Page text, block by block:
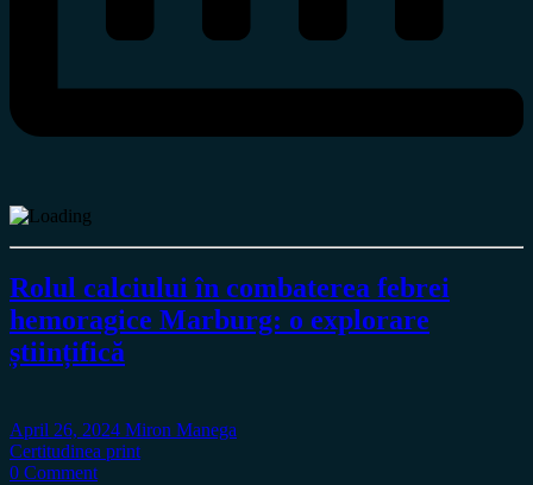
Rolul calciului în combaterea febrei
hemoragice Marburg: o explorare
științifică
April 26, 2024 Miron Manega
Certitudinea print
0 Comment